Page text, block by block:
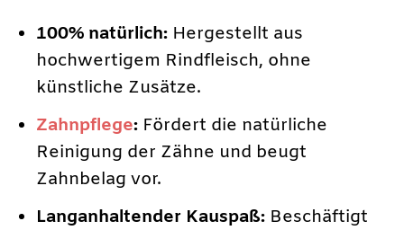
100% natürlich: Hergestellt aus
hochwertigem Rindfleisch, ohne
künstliche Zusätze.
Zahnpflege: Fördert die natürliche
Reinigung der Zähne und beugt
Zahnbelag vor.
Langanhaltender Kauspaß: Beschäftigt